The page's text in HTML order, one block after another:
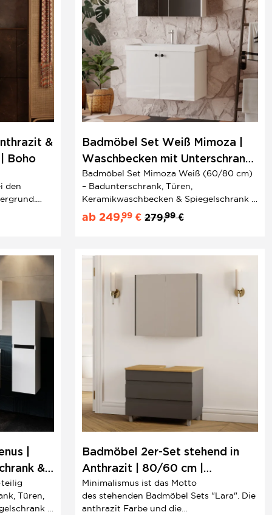
&
Boho
den
auf
Badmöbel Set Weiß Mimoza |
Waschbecken mit Unterschrank
& Spiegelschrank | Knopfgriffe
Badmöbel Set Mimoza Weiß (60/80 cm)
– Badunterschrank, Türen,
Keramikwaschbecken & Spiegelschrank |
Modernes Design Jetzt günstig zu
kaufen!
ab 249,99 € 279,99€
|
&
teilig
Türen,
|
Badmöbel 2er-Set stehend in
Anthrazit | 80/60 cm |
Minimalistisch
Minimalismus ist das Motto
des stehenden Badmöbel Sets "Lara". Die
anthrazit Farbe und die